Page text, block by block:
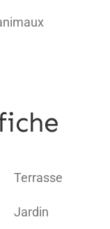
Terrasse
Jardin